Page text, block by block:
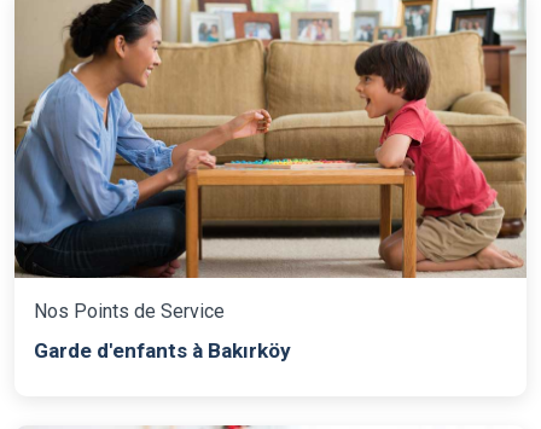
Nos Points de Service
Garde d'enfants à Bakırköy